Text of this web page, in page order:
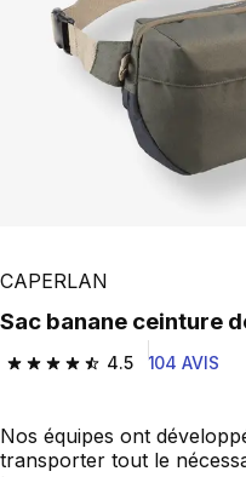
CAPERLAN
Sac banane ceinture
4.5
4.5 out of 5 stars from
104 AVIS
Nos équipes ont
transporter tout le